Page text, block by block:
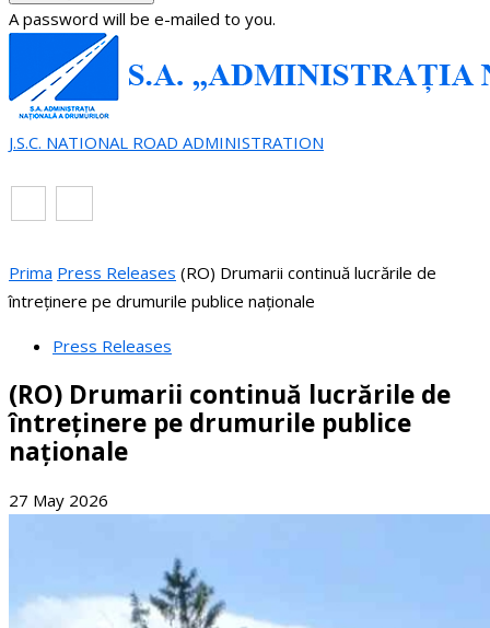
A password will be e-mailed to you.
J.S.C. NATIONAL ROAD ADMINISTRATION
Prima Press Releases (RO) Drumarii continuă lucrările de
întreținere pe drumurile publice naționale
Press Releases
(RO) Drumarii continuă lucrările de
întreținere pe drumurile publice
naționale
27 May 2026